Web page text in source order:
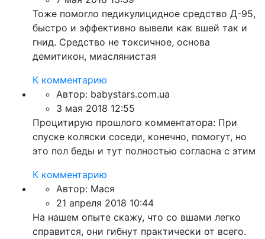
Тоже помогло педикулицидное средство Д-95,
быстро и эффективно вывели как вшей так и
гнид. Средство не токсичное, основа
демитикон, миаслянистая
К комментарию
Автор: babystars.com.ua
3 мая 2018 12:55
Процитирую прошлого комментатора: При
спуске коляски соседи, конечно, помогут, но
это пол беды и тут полностью согласна с этим
К комментарию
Автор: Мася
21 апреля 2018 10:44
На нашем опыте скажу, что со вшами легко
справится, они гибнут практически от всего.